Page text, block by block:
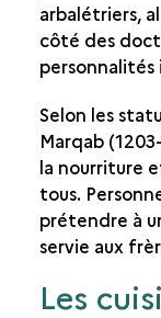
DES CHAPELLES
MANGER
arbalétriers,
côté des
Selon les
Marqab
la nourriture
tous.
prétendre à
servie aux
Les